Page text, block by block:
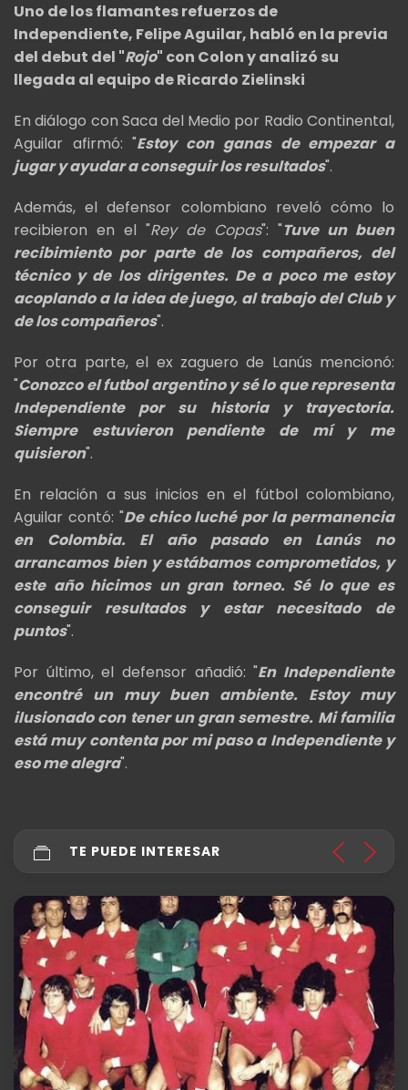
Uno de los flamantes refuerzos de
Independiente, Felipe Aguilar, habló en la previa
del debut del "Rojo" con Colon y analizó su
llegada al equipo de Ricardo Zielinski
En diálogo con Saca del Medio por Radio Continental,
Aguilar afirmó: "Estoy con ganas de empezar a
jugar y ayudar a conseguir los resultados".
Además, el defensor colombiano reveló cómo lo
recibieron en el "Rey de Copas": "Tuve un buen
recibimiento por parte de los compañeros, del
técnico y de los dirigentes. De a poco me estoy
acoplando a la idea de juego, al trabajo del Club y
de los compañeros".
Por otra parte, el ex zaguero de Lanús mencionó:
"Conozco el futbol argentino y sé lo que representa
Independiente por su historia y trayectoria.
Siempre estuvieron pendiente de mí y me
quisieron".
En relación a sus inicios en el fútbol colombiano,
Aguilar contó: "De chico luché por la permanencia
en Colombia. El año pasado en Lanús no
arrancamos bien y estábamos comprometidos, y
este año hicimos un gran torneo. Sé lo que es
conseguir resultados y estar necesitado de
puntos".
Por último, el defensor añadió: "En Independiente
encontré un muy buen ambiente. Estoy muy
ilusionado con tener un gran semestre. Mi familia
está muy contenta por mi paso a Independiente y
eso me alegra".
TE PUEDE INTERESAR